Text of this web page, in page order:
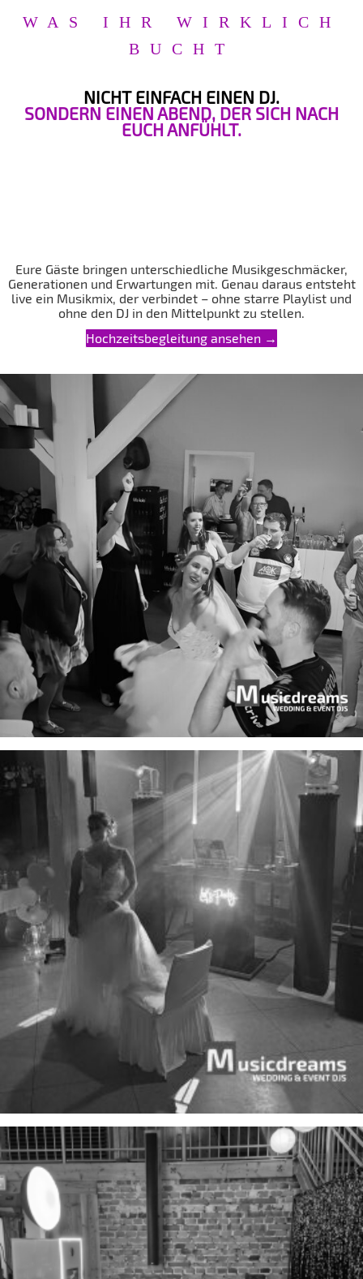
WAS IHR WIRKLICH
BUCHT
NICHT EINFACH EINEN DJ.
SONDERN EINEN ABEND, DER SICH NACH
EUCH ANFÜHLT.
Eure Gäste bringen unterschiedliche Musikgeschmäcker,
Generationen und Erwartungen mit. Genau daraus entsteht
live ein Musikmix, der verbindet – ohne starre Playlist und
ohne den DJ in den Mittelpunkt zu stellen.
Hochzeitsbegleitung ansehen →